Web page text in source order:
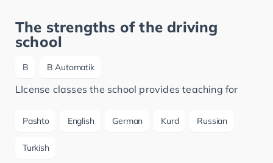
The strengths of the driving
school
B B Automatik
LIcense classes the school provides teaching for
Pashto English German Kurd Russian
Turkish